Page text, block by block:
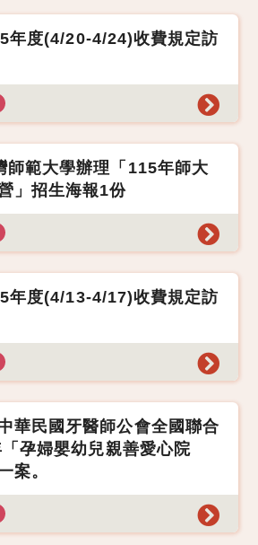
年度(4/20-4/24)收費規定訪
師範大學辦理「115年師大
」招生海報1份
年度(4/13-4/17)收費規定訪
華民國牙醫師公會全國聯合
孕婦嬰幼兒親善愛心院
案。